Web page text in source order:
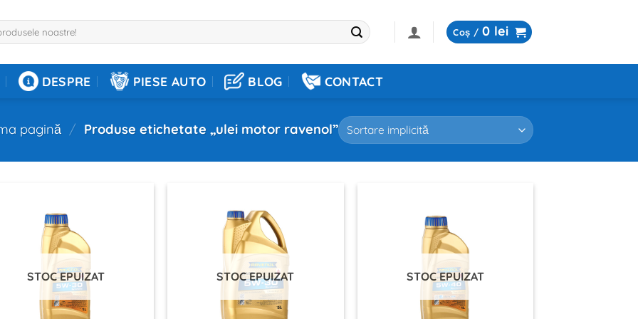
Coș / 0 lei
DESPRE PIESE AUTO BLOG CONTACT
pagină / Produse etichetate „ulei motor ravenol”
STOC EPUIZAT STOC EPUIZAT STOC EPUIZAT